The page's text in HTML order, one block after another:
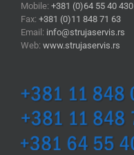
Mobile: +381 (0)64 55 40 430
Fax: +381 (0)11 848 71 63
Email: info@strujaservis.rs
Web: www.strujaservis.rs